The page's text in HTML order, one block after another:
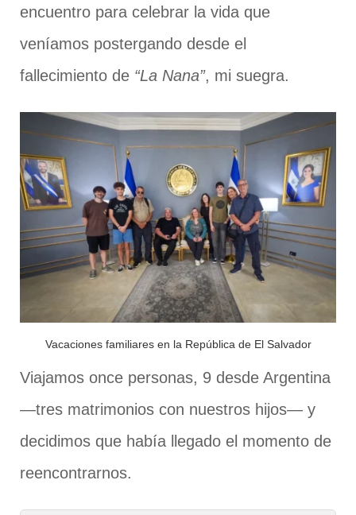
encuentro para celebrar la vida que
veníamos postergando desde el
fallecimiento de “La Nana”, mi suegra.
Vacaciones familiares en la República de El Salvador
Viajamos once personas, 9 desde Argentina
—tres matrimonios con nuestros hijos— y
decidimos que había llegado el momento de
reencontrarnos.